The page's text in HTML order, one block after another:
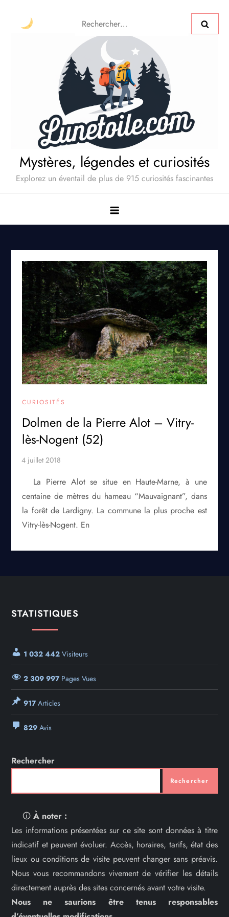
Mystères, légendes et curiosités
Explorez un éventail de plus de 915 curiosités fascinantes
CURIOSITÉS
Dolmen de la Pierre Alot – Vitry-
lès-Nogent (52)
La Pierre Alot se situe en Haute-Marne, à une
centaine de mètres du hameau “Mauvaignant”, dans
la forêt de Lardigny. La commune la plus proche est
Vitry-lès-Nogent. En
STATISTIQUES
1 032 442 Visiteurs
2 309 997Pages Vues
917Articles
829 Avis
Rechercher
Rechercher
🛈À noter :
Les informations présentées sur ce site sont données à titre
indicatif et peuvent évoluer. Accès, horaires, tarifs, état des
lieux ou conditions de visite peuvent changer sans préavis.
Nous vous recommandons vivement de vérifier les détails
directement auprès des sites concernés avant votre visite.
Nous ne saurions être tenus responsables